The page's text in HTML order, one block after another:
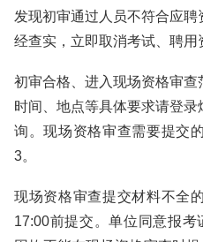
发现初审通过人员不符合应
经查实，立即取消考试、聘用
初审合格、进入现场资格审
时间、地点等具体要求请登
询。现场资格审查需要提交
3。
现场资格审查提交材料不全
17:00前提交。单位同意报考